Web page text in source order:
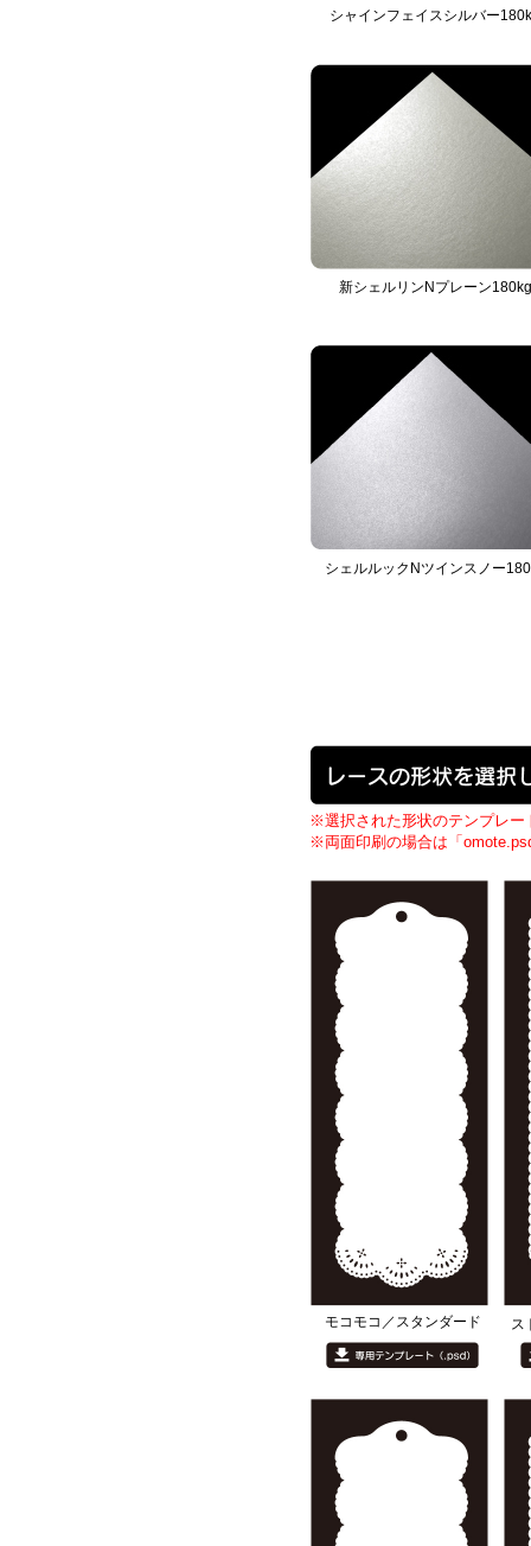
シャインフェイスシルバー
新シェルリンNプレーン180kg
シェルルックNツインスノー
※選択された形状のテンプレー
※両面印刷の場合は「
モコモコ／スタンダード ス